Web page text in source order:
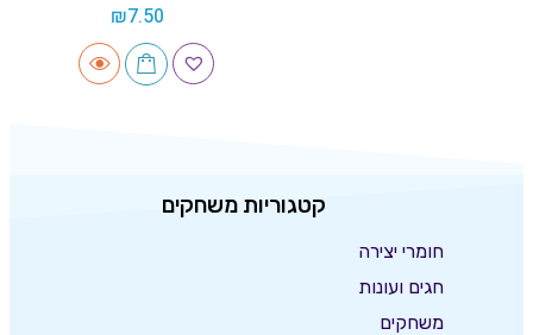
₪7.50
קטגוריות משחקים
חומרי יצירה
חגים ועונות
משחקים